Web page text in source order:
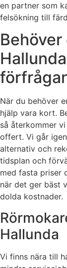
en partner som
felsökning till
När du behöver
hjälp vara kort.
så återkommer
offert. Vi går
alternativ och
tidsplan och
med fasta priser
när det ger bäst
dolda kostnader.
Hallunda
Vi finns nära till